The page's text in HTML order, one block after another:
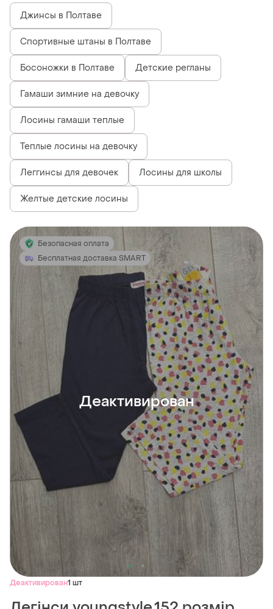
Джинсы в Полтаве
Спортивные штаны в Полтаве
Босоножки в Полтаве Детские регланы
Гамаши зимние на девочку
Лосины гамаши теплые
Теплые лосины на девочку
Леггинсы для девочек Лосины для школы
Желтые детские лосины
Безопасная оплата
Бесплатная доставка SMART
Деактивирован
Деактивирован1 шт